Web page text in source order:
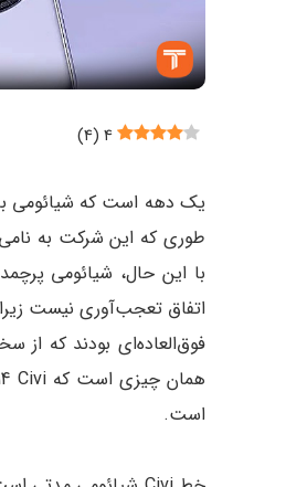
۴ (۴)
طوری که این شرکت به
با این حال، شیائومی
اتفاق تعجب‌آوری نیست
فوق‌العاده‌ای بودند که از
است.